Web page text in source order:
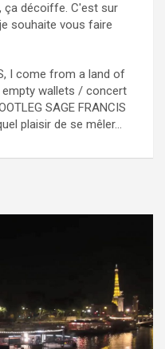
ça décoiffe. C'est sur
souhaite vous faire
I come from a land of
wallets / concert
SAGE FRANCIS
plaisir de se mêler...